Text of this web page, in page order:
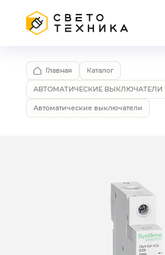
Главная Каталог
АВТОМАТИЧЕСКИЕ ВЫКЛЮЧАТЕЛИ
Автоматические выключатели